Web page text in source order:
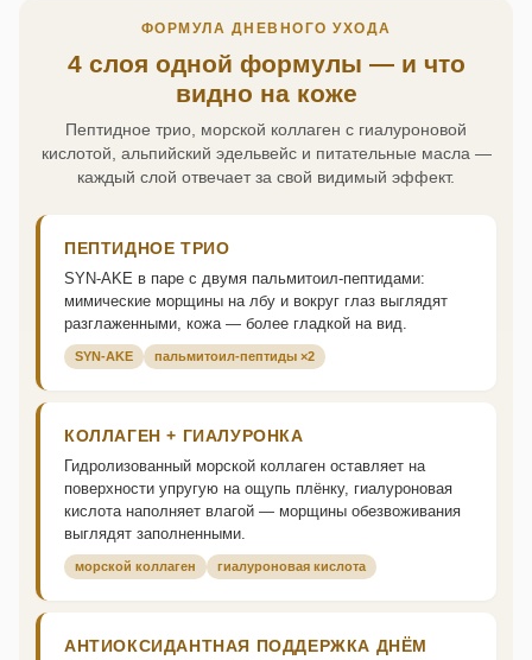
ФОРМУЛА ДНЕВНОГО УХОДА
4 слоя одной формулы — и что
видно на коже
Пептидное трио, морской коллаген с гиалуроновой
кислотой, альпийский эдельвейс и питательные масла —
каждый слой отвечает за свой видимый эффект.
ПЕПТИДНОЕ ТРИО
SYN-AKE в паре с двумя пальмитоил-пептидами:
мимические морщины на лбу и вокруг глаз выглядят
разглаженными, кожа — более гладкой на вид.
SYN-AKE пальмитоил-пептиды ×2
КОЛЛАГЕН + ГИАЛУРОНКА
Гидролизованный морской коллаген оставляет на
поверхности упругую на ощупь плёнку, гиалуроновая
кислота наполняет влагой — морщины обезвоживания
выглядят заполненными.
морской коллаген гиалуроновая кислота
АНТИОКСИДАНТНАЯ ПОДДЕРЖКА ДНЁМ